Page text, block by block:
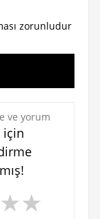
zorunludur
ve yorum
için
★★